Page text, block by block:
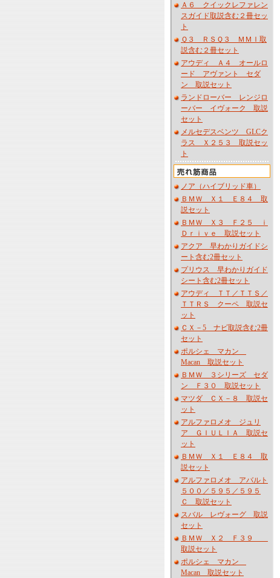
Ａ６ クイックレファレン
スガイド取説含む２冊セッ
ト
Ｑ３ ＲＳＱ３ ＭＭＩ取
説含む２冊セット
アウディ Ａ４ オールロ
ード アヴァント セダ
ン 取説セット
ランドローバー レンジロ
ーバー イヴォーク 取説
セット
メルセデスベンツ GLCク
ラス Ｘ２５３ 取説セッ
ト
ノア（ハイブリッド車）
ＢＭＷ Ｘ１ Ｅ８４ 取
説セット
ＢＭＷ Ｘ３ Ｆ２５ ｉ
Ｄｒｉｖｅ 取説セット
アクア 早わかりガイドシ
ート含む2冊セット
プリウス 早わかりガイド
シート含む2冊セット
アウディ ＴＴ／ＴＴＳ／
ＴＴＲＳ クーペ 取説セ
ット
ＣＸ－5 ナビ取説含む2冊
セット
ポルシェ マカン
Macan 取説セット
ＢＭＷ ３シリーズ セダ
ン Ｆ３０ 取説セット
マツダ ＣＸ－８ 取説セ
ット
アルファロメオ ジュリ
ア ＧＩＵＬＩＡ 取説セ
ット
ＢＭＷ Ｘ１ Ｅ８４ 取
説セット
アルファロメオ アバルト
５００／５９５／５９５
Ｃ 取説セット
スバル レヴォーグ 取説
セット
ＢＭＷ Ｘ２ Ｆ３９
取説セット
ポルシェ マカン
Macan 取説セット